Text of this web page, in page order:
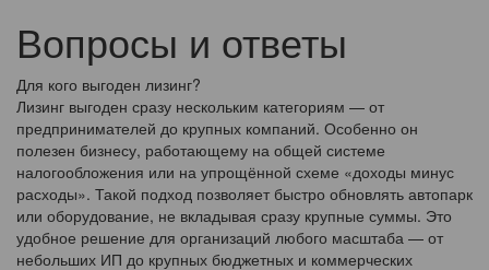
Вопросы и ответы
Для кого выгоден лизинг?
Лизинг выгоден сразу нескольким категориям — от
предпринимателей до крупных компаний. Особенно он
полезен бизнесу, работающему на общей системе
налогообложения или на упрощённой схеме «доходы минус
расходы». Такой подход позволяет быстро обновлять автопарк
или оборудование, не вкладывая сразу крупные суммы. Это
удобное решение для организаций любого масштаба — от
небольших ИП до крупных бюджетных и коммерческих